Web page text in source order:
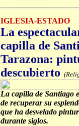
IGLESIA-ESTADO
La
capilla de
Tarazona:
descubierto
La capilla de Santiago
de recuperar su
que ha desvelado
durante siglos.